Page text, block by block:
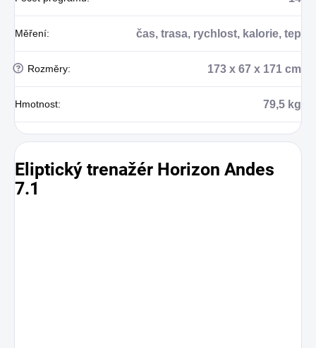
Měření: čas, trasa, rychlost, kalorie, tep
? Rozměry: 173 x 67 x 171 cm
Hmotnost: 79,5 kg
Eliptický trenažér Horizon Andes
7.1